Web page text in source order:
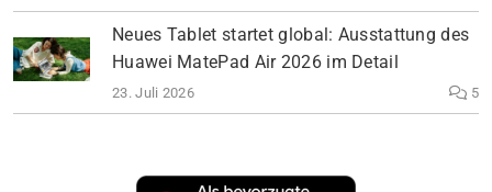
Neues Tablet startet global: Ausstattung des
Huawei MatePad Air 2026 im Detail
23. Juli 2026 5